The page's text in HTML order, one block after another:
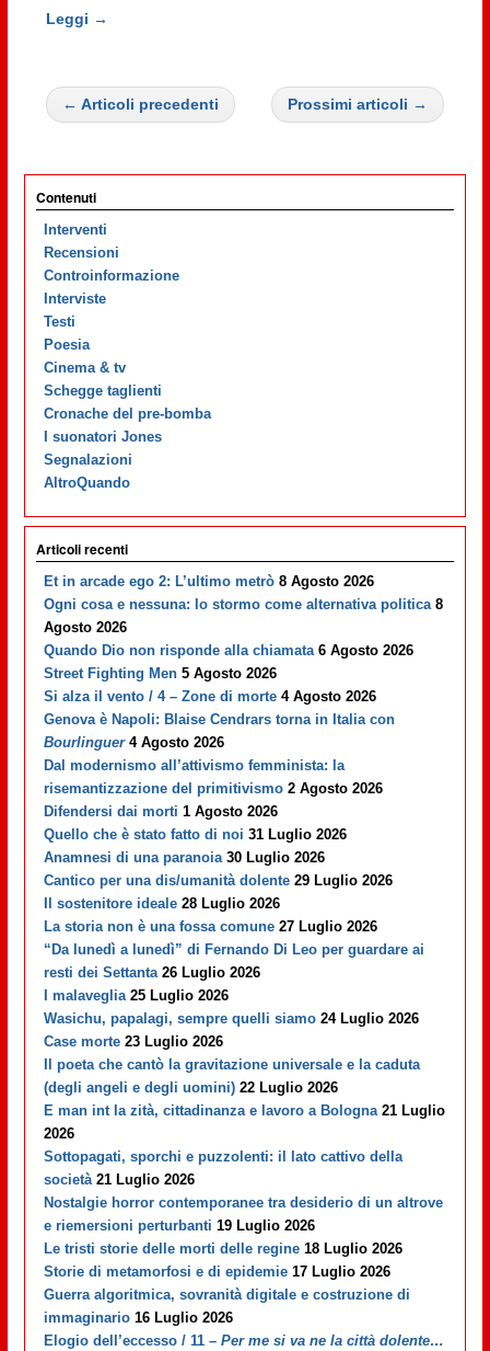
Leggi →
← Articoli precedenti Prossimi articoli →
Contenuti
Interventi
Recensioni
Controinformazione
Interviste
Testi
Poesia
Cinema & tv
Schegge taglienti
Cronache del pre-bomba
I suonatori Jones
Segnalazioni
AltroQuando
Articoli recenti
Et in arcade ego 2: L’ultimo metrò 8 Agosto 2026
Ogni cosa e nessuna: lo stormo come alternativa politica 8
Agosto 2026
Quando Dio non risponde alla chiamata 6 Agosto 2026
Street Fighting Men 5 Agosto 2026
Si alza il vento / 4 – Zone di morte 4 Agosto 2026
Genova è Napoli: Blaise Cendrars torna in Italia con
Bourlinguer 4 Agosto 2026
Dal modernismo all’attivismo femminista: la
risemantizzazione del primitivismo 2 Agosto 2026
Difendersi dai morti 1 Agosto 2026
Quello che è stato fatto di noi 31 Luglio 2026
Anamnesi di una paranoia 30 Luglio 2026
Cantico per una dis/umanità dolente 29 Luglio 2026
Il sostenitore ideale 28 Luglio 2026
La storia non è una fossa comune 27 Luglio 2026
“Da lunedì a lunedì” di Fernando Di Leo per guardare ai
resti dei Settanta 26 Luglio 2026
I malaveglia 25 Luglio 2026
Wasichu, papalagi, sempre quelli siamo 24 Luglio 2026
Case morte 23 Luglio 2026
Il poeta che cantò la gravitazione universale e la caduta
(degli angeli e degli uomini) 22 Luglio 2026
E man int la zità, cittadinanza e lavoro a Bologna 21 Luglio
2026
Sottopagati, sporchi e puzzolenti: il lato cattivo della
società 21 Luglio 2026
Nostalgie horror contemporanee tra desiderio di un altrove
e riemersioni perturbanti 19 Luglio 2026
Le tristi storie delle morti delle regine 18 Luglio 2026
Storie di metamorfosi e di epidemie 17 Luglio 2026
Guerra algoritmica, sovranità digitale e costruzione di
immaginario 16 Luglio 2026
Elogio dell’eccesso / 11 –Per me si va ne la città dolente…